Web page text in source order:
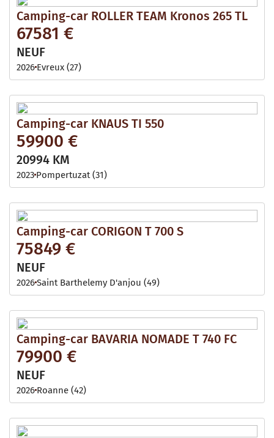
Camping-car ROLLER TEAM Kronos 265 TL
67581 €
NEUF
2026 Evreux (27)
Camping-car KNAUS TI 550
59900 €
20994 KM
2023 Pompertuzat (31)
Camping-car CORIGON T 700 S
75849 €
NEUF
2026Saint Barthelemy D'anjou (49)
Camping-car BAVARIA NOMADE T 740 FC
79900 €
NEUF
2026 Roanne (42)